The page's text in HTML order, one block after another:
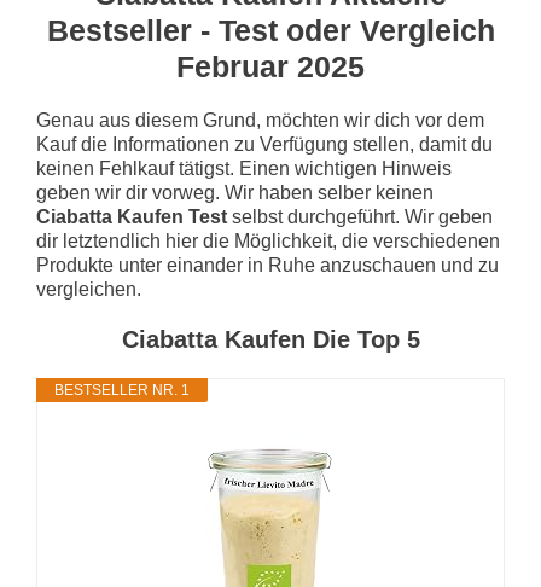
Bestseller - Test oder Vergleich
Februar 2025
Genau aus diesem Grund, möchten wir dich vor dem
Kauf die Informationen zu Verfügung stellen, damit du
keinen Fehlkauf tätigst. Einen wichtigen Hinweis
geben wir dir vorweg. Wir haben selber keinen
Ciabatta Kaufen Test selbst durchgeführt. Wir geben
dir letztendlich hier die Möglichkeit, die verschiedenen
Produkte unter einander in Ruhe anzuschauen und zu
vergleichen.
Ciabatta Kaufen Die Top 5
BESTSELLER NR. 1